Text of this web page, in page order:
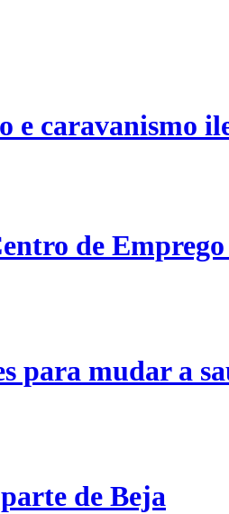
e caravanismo
de
para mudar a
de Beja